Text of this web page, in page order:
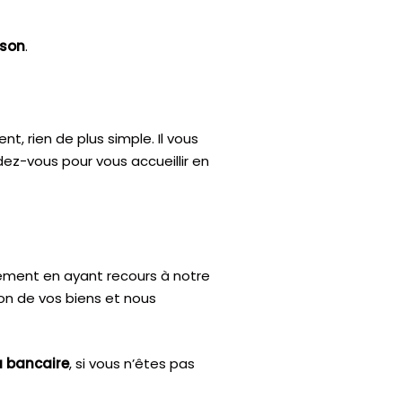
.
rien de plus simple. Il vous
vous pour vous accueillir en
en ayant recours à notre
de vos biens et nous
bancaire, si vous n’êtes pas